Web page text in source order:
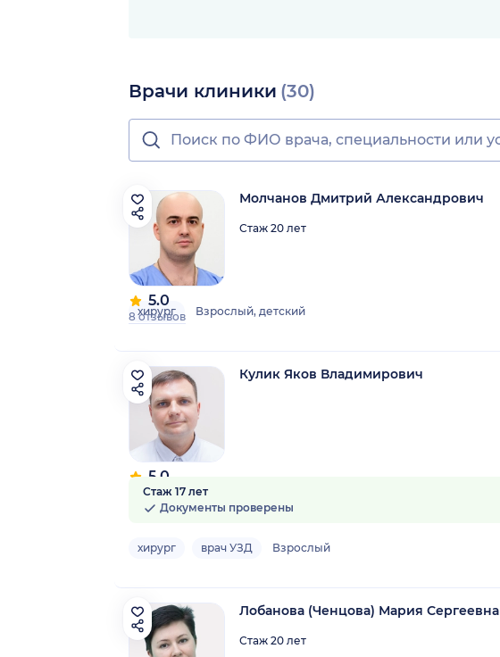
Врачи клиники (30)
5.0
8 отзывов
Молчанов Дмитрий Александрович
Стаж 20 лет
хирург Взрослый, детский
5.0
4 отзыва
Кулик Яков Владимирович
Стаж 17 лет
Документы проверены
хирург врач УЗД Взрослый
Лобанова (Ченцова) Мария Сергеевна
Стаж 20 лет